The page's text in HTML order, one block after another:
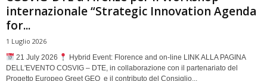
internazionale “Strategic Innovation Agenda
for...
1 Luglio 2026
21 July 2026
Hybrid Event: Florence and on-line LINK ALLA PAGINA
DELL'EVENTO COSVIG – DTE, in collaborazione con il partenariato del
Progetto Europeo Greet GEO e il contributo del Consiglio...